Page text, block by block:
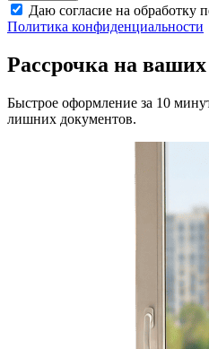
Даю согласие на обработку
Политика конфиденциальности
Рассрочка на ваших
Быстрое оформление за 10
лишних документов.